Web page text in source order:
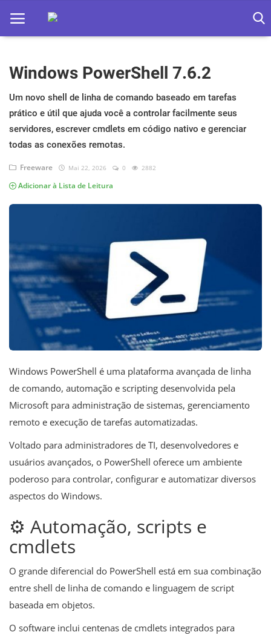
Home
Apps
Ebooks
Games
Música
Windows PowerShell 7.6.2
Um novo shell de linha de comando baseado em tarefas
prático e útil que ajuda você a controlar facilmente seus
servidores, escrever cmdlets em código nativo e gerenciar
todas as conexões remotas.
Freeware Mai 22, 2026 0 2882
Adicionar à Lista de Leitura
Windows PowerShell é uma plataforma avançada de linha
de comando, automação e scripting desenvolvida pela
Microsoft para administração de sistemas, gerenciamento
remoto e execução de tarefas automatizadas.
Voltado para administradores de TI, desenvolvedores e
usuários avançados, o PowerShell oferece um ambiente
poderoso para controlar, configurar e automatizar diversos
aspectos do Windows.
⚙️ Automação, scripts e
cmdlets
O grande diferencial do PowerShell está em sua combinação
entre shell de linha de comando e linguagem de script
baseada em objetos.
O software inclui centenas de cmdlets integrados para